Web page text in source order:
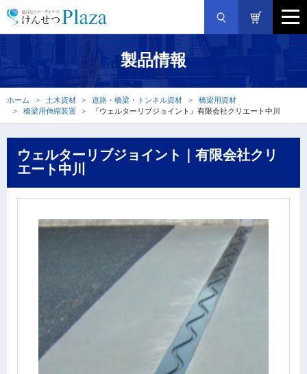
製品情報
ホーム 土木資材 道路・橋梁・トンネル資材
橋梁用資材
橋梁用伸縮装置
『ウェルターリブジョイント』有限会社クリエート中川
ウェルターリブジョイント｜有限会社クリ
エート中川